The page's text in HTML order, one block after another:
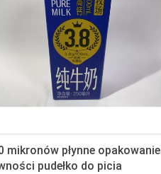
mikronów płynne opakowanie
pudełko do picia